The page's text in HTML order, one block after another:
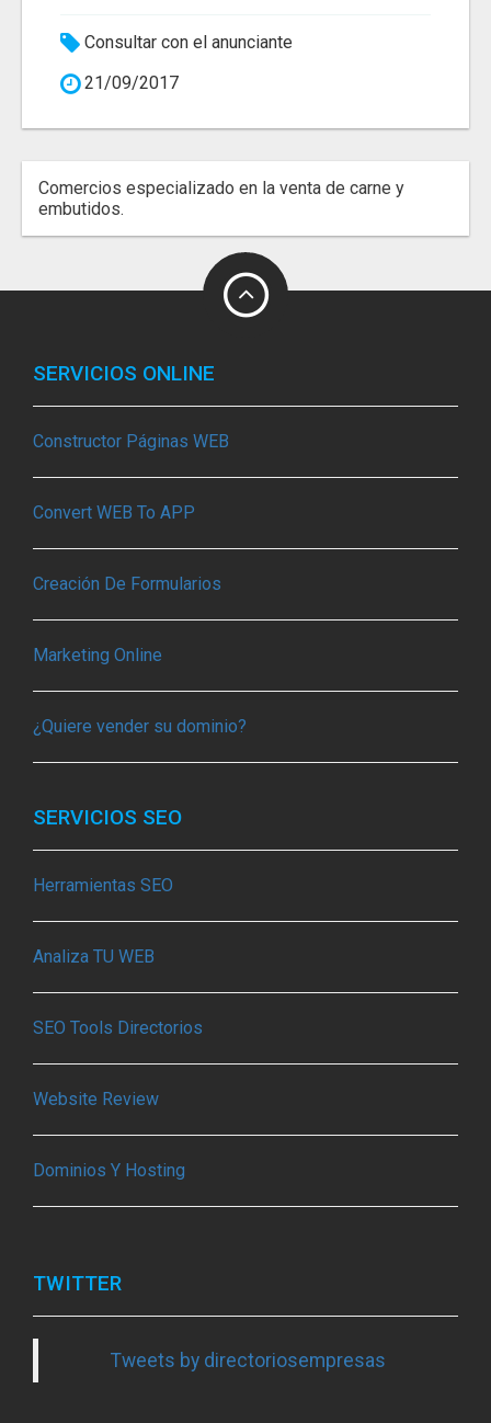
Consultar con el anunciante
21/09/2017
Comercios especializado en la venta de carne y
embutidos.
SERVICIOS ONLINE
Constructor Páginas WEB
Convert WEB To APP
Creación De Formularios
Marketing Online
¿Quiere vender su dominio?
SERVICIOS SEO
Herramientas SEO
Analiza TU WEB
SEO Tools Directorios
Website Review
Dominios Y Hosting
TWITTER
Tweets by directoriosempresas